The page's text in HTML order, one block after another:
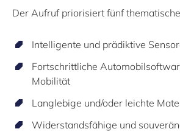
Der Aufruf priorisiert fünf
Intelligente und prädiktive
Fortschrittliche
Mobilität
Langlebige und/oder leichte
Widerstandsfähige und